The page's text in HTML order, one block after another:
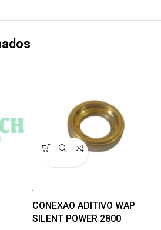
CONEXAO ADITIVO WAP
SILENT POWER 2800